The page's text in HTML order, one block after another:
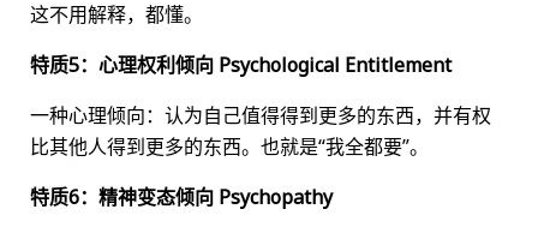
这不用解释，都懂。
特质5：心理权利倾向 Psychological Entitlement
一种心理倾向：认为自己值得得到更多的东西，并有权
比其他人得到更多的东西。也就是“我全都要”。
特质6：精神变态倾向 Psychopathy